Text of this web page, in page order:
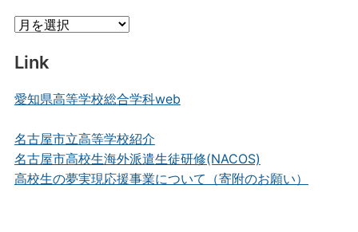
Archive
Link
愛知県高等学校総合学科web
名古屋市立高等学校紹介
名古屋市高校生海外派遣生徒研修(NACOS)
高校生の夢実現応援事業について（寄附のお願い）